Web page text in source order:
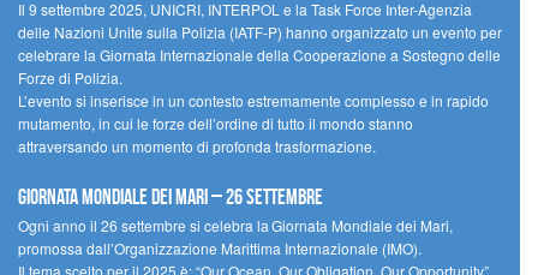
Il 9 settembre 2025, UNICRI, INTERPOL e la Task Force Inter-Agenzia
delle Nazioni Unite sulla Polizia (IATF-P) hanno organizzato un evento per
celebrare la Giornata Internazionale della Cooperazione a Sostegno delle
Forze di Polizia.
L’evento si inserisce in un contesto estremamente complesso e in rapido
mutamento, in cui le forze dell’ordine di tutto il mondo stanno
attraversando un momento di profonda trasformazione.
Giornata Mondiale dei Mari – 26 settembre
Ogni anno il 26 settembre si celebra la Giornata Mondiale dei Mari,
promossa dall’Organizzazione Marittima Internazionale (IMO).
Il tema scelto per il 2025 è: “Our Ocean, Our Obligation, Our Opportunity”